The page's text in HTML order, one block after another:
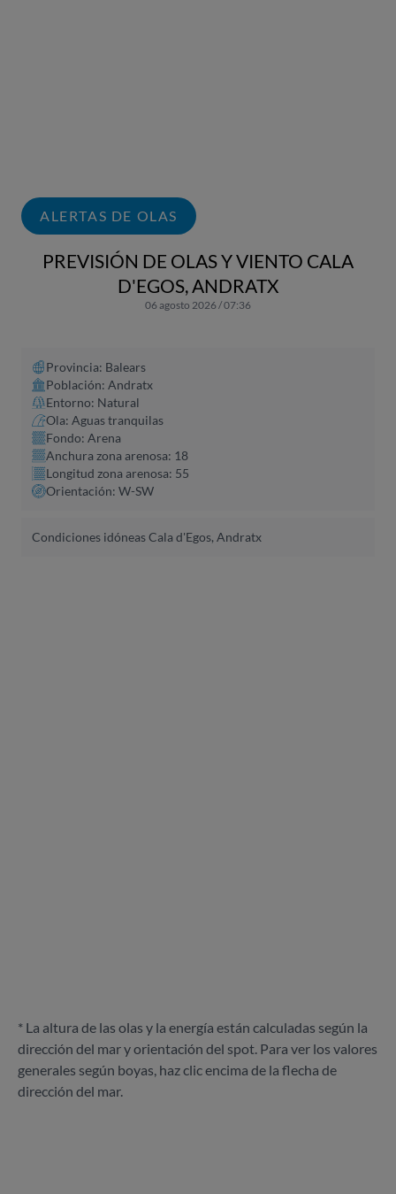
ALERTAS DE OLAS
PREVISIÓN DE OLAS Y VIENTO CALA
D'EGOS, ANDRATX
06 agosto 2026 / 07:36
Provincia: Balears
Población: Andratx
Entorno: Natural
Ola: Aguas tranquilas
Fondo: Arena
Anchura zona arenosa: 18
Longitud zona arenosa: 55
Orientación: W-SW
Condiciones idóneas Cala d'Egos, Andratx
* La altura de las olas y la energía están calculadas según la
dirección del mar y orientación del spot. Para ver los valores
generales según boyas, haz clic encima de la flecha de
dirección del mar.